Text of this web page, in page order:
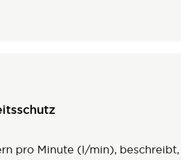
pro Minute (l/min),